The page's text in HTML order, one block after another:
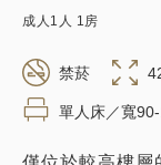
成人 1 人 1房
禁菸
單人床／寬